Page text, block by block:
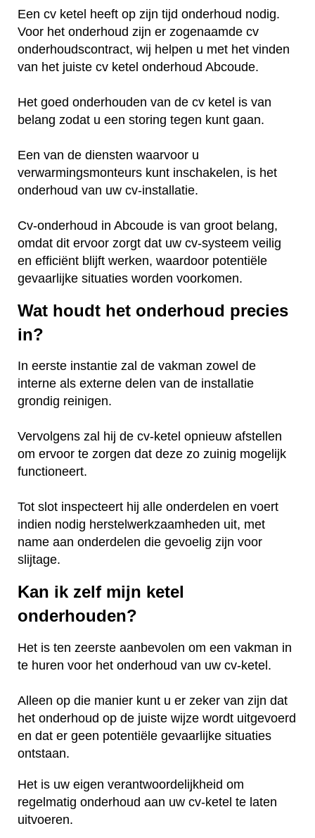
Een cv ketel heeft op zijn tijd onderhoud nodig.
Voor het onderhoud zijn er zogenaamde cv
onderhoudscontract, wij helpen u met het vinden
van het juiste cv ketel onderhoud Abcoude.
Het goed onderhouden van de cv ketel is van
belang zodat u een storing tegen kunt gaan.
Een van de diensten waarvoor u
verwarmingsmonteurs kunt inschakelen, is het
onderhoud van uw cv-installatie.
Cv-onderhoud in Abcoude is van groot belang,
omdat dit ervoor zorgt dat uw cv-systeem veilig
en efficiënt blijft werken, waardoor potentiële
gevaarlijke situaties worden voorkomen.
Wat houdt het onderhoud precies
in?
In eerste instantie zal de vakman zowel de
interne als externe delen van de installatie
grondig reinigen.
Vervolgens zal hij de cv-ketel opnieuw afstellen
om ervoor te zorgen dat deze zo zuinig mogelijk
functioneert.
Tot slot inspecteert hij alle onderdelen en voert
indien nodig herstelwerkzaamheden uit, met
name aan onderdelen die gevoelig zijn voor
slijtage.
Kan ik zelf mijn ketel
onderhouden?
Het is ten zeerste aanbevolen om een vakman in
te huren voor het onderhoud van uw cv-ketel.
Alleen op die manier kunt u er zeker van zijn dat
het onderhoud op de juiste wijze wordt uitgevoerd
en dat er geen potentiële gevaarlijke situaties
ontstaan.
Het is uw eigen verantwoordelijkheid om
regelmatig onderhoud aan uw cv-ketel te laten
uitvoeren.